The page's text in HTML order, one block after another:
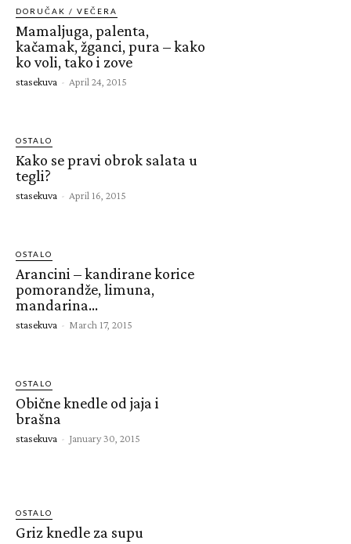
DORUČAK / VEČERA
Mamaljuga, palenta,
kačamak, žganci, pura – kako
ko voli, tako i zove
stasekuva - April 24, 2015
OSTALO
Kako se pravi obrok salata u
tegli?
stasekuva - April 16, 2015
OSTALO
Arancini – kandirane korice
pomorandže, limuna,
mandarina…
stasekuva - March 17, 2015
OSTALO
Obične knedle od jaja i
brašna
stasekuva - January 30, 2015
OSTALO
Griz knedle za supu